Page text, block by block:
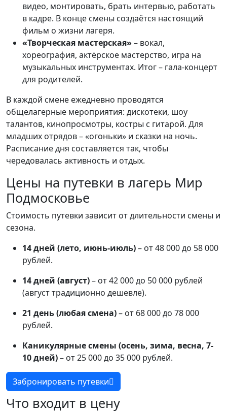
видео, монтировать, брать интервью, работать
в кадре. В конце смены создаётся настоящий
фильм о жизни лагеря.
«Творческая мастерская» – вокал,
хореография, актёрское мастерство, игра на
музыкальных инструментах. Итог – гала-концерт
для родителей.
В каждой смене ежедневно проводятся
общелагерные мероприятия: дискотеки, шоу
талантов, кинопросмотры, костры с гитарой. Для
младших отрядов – «огоньки» и сказки на ночь.
Расписание дня составляется так, чтобы
чередовалась активность и отдых.
Цены на путевки в лагерь Мир
Подмосковье
Стоимость путевки зависит от длительности смены и
сезона.
14 дней (лето, июнь-июль)– от 48 000 до 58 000
рублей.
14 дней (август)– от 42 000 до 50 000 рублей
(август традиционно дешевле).
21 день (любая смена)– от 68 000 до 78 000
рублей.
Каникулярные смены (осень, зима, весна, 7-
10 дней)– от 25 000 до 35 000 рублей.
Забронировать путевки
Что входит в цену